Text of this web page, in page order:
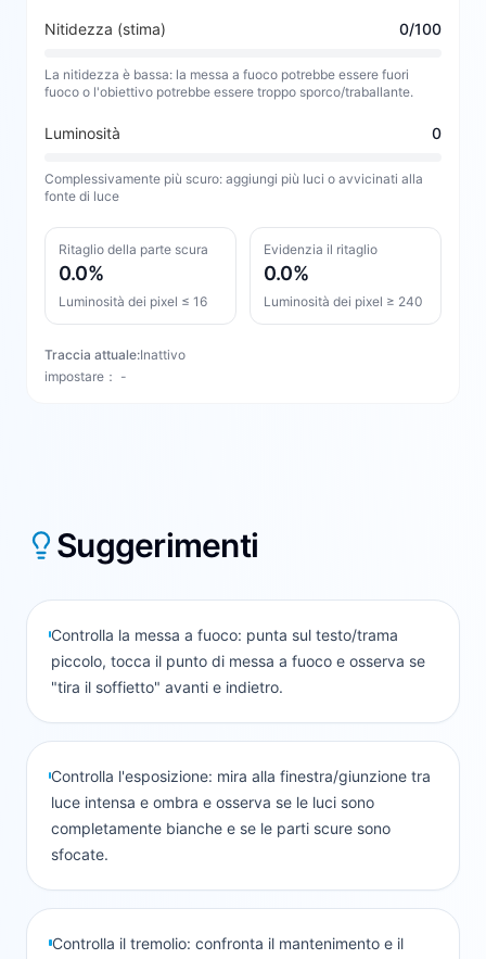
Nitidezza (stima) 0/100
La nitidezza è bassa: la messa a fuoco potrebbe essere fuori
fuoco o l'obiettivo potrebbe essere troppo sporco/traballante.
Luminosità 0
Complessivamente più scuro: aggiungi più luci o avvicinati alla
fonte di luce
Ritaglio della parte scura
0.0%
Luminosità dei pixel ≤ 16
Evidenzia il ritaglio
0.0%
Luminosità dei pixel ≥ 240
Traccia attuale:Inattivo
impostare ： -
Suggerimenti
Controlla la messa a fuoco: punta sul testo/trama
piccolo, tocca il punto di messa a fuoco e osserva se
"tira il soffietto" avanti e indietro.
Controlla l'esposizione: mira alla finestra/giunzione tra
luce intensa e ombra e osserva se le luci sono
completamente bianche e se le parti scure sono
sfocate.
Controlla il tremolio: confronta il mantenimento e il